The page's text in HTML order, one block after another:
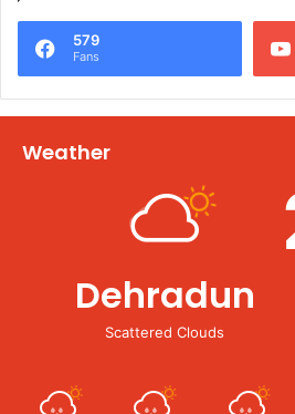
579
Fans
Weather
Dehradun
Scattered Clouds